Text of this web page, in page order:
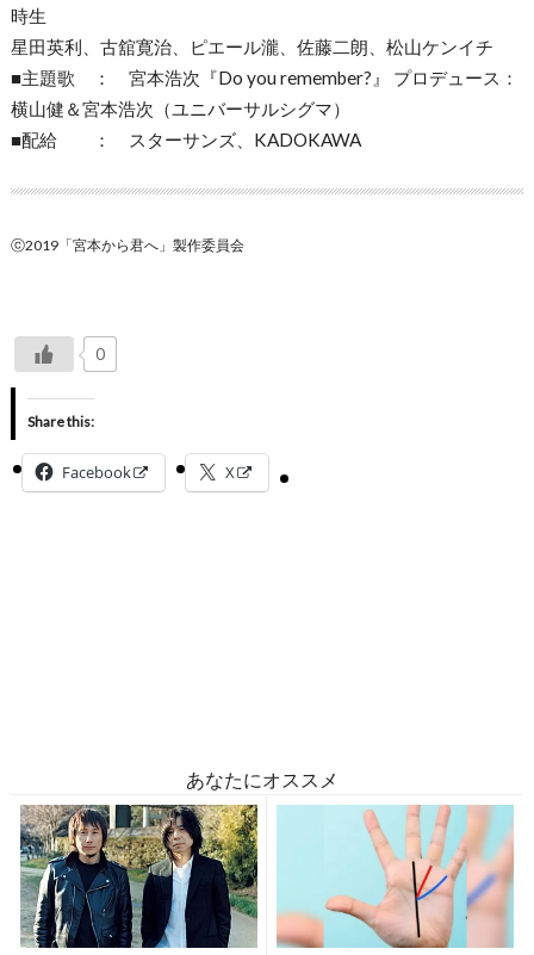
時生
星田英利、古舘寛治、ピエール瀧、佐藤二朗、松山ケンイチ
■主題歌 ： 宮本浩次『Do you remember?』 プロデュース：
横山健＆宮本浩次（ユニバーサルシグマ）
■配給 ： スターサンズ、KADOKAWA
ⓒ2019「宮本から君へ」製作委員会
0
Share this:
Facebook X
あなたにオススメ